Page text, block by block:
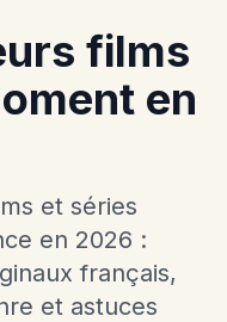
films
en
et séries
en 2026 :
français,
et astuces